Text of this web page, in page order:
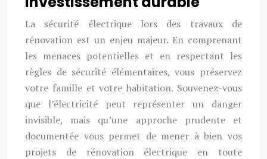
La sécurité électrique lors des travaux de
rénovation est un enjeu majeur. En comprenant
les menaces potentielles et en respectant les
règles de sécurité élémentaires, vous préservez
votre famille et votre habitation. Souvenez-vous
que l’électricité peut représenter un danger
invisible, mais qu’une approche prudente et
documentée vous permet de mener à bien vos
projets de rénovation électrique en toute